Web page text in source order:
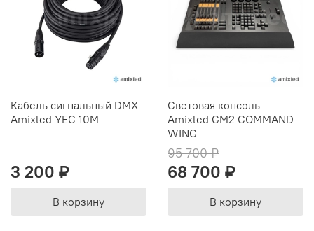
Кабель сигнальный DMX
Amixled YEC 10М
3 200 ₽
В корзину
Световая консоль
Amixled GM2 COMMAND
WING
95 700 ₽
68 700 ₽
В корзину